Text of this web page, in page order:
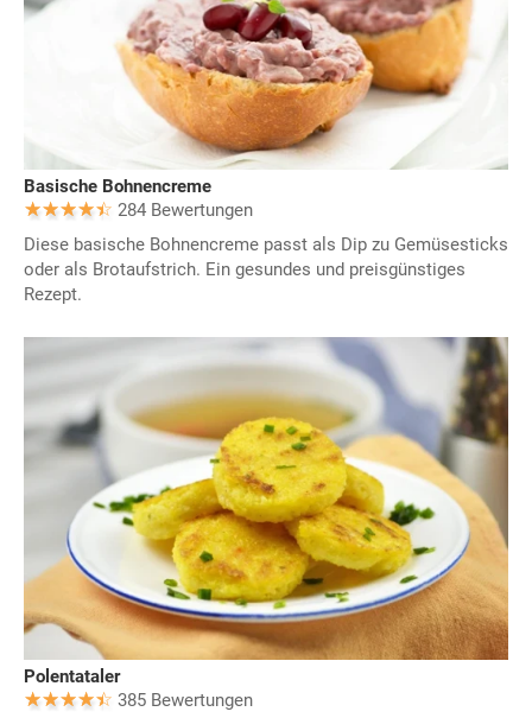
Basische Bohnencreme
284 Bewertungen
Diese basische Bohnencreme passt als Dip zu Gemüsesticks
oder als Brotaufstrich. Ein gesundes und preisgünstiges
Rezept.
Polentataler
385 Bewertungen